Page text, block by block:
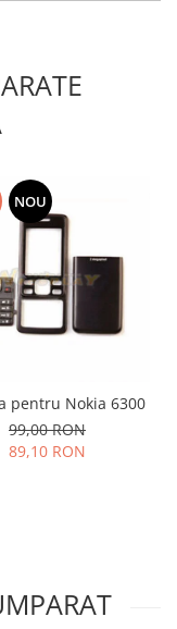
NOU
pentru Nokia 6300
99,00 RON
89,10 RON